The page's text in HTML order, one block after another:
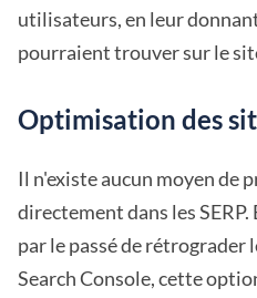
utilisateurs, en leur
pourraient trouver sur le
Optimisation des
Il n'existe aucun moyen de
directement dans les
par le passé de rétrograder
Search Console, cette